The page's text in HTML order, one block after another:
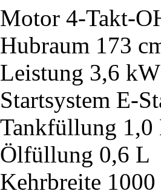
Motor 4-Takt-
Hubraum 173
Leistung 3,6
Startsystem E-
Tankfüllung 1,0
Ölfüllung 0,6 L
Kehrbreite